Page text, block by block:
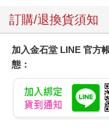
實作中，許多藝術家會
論據來建立、合理化和
作品，藝術家如何說明
明的內容），通常都是
門羅．比爾茲利（
論〉（The Intentional
據：一旦藝術品完成並
訂購/退換貨須知
加入金石堂 LINE 官方
態：